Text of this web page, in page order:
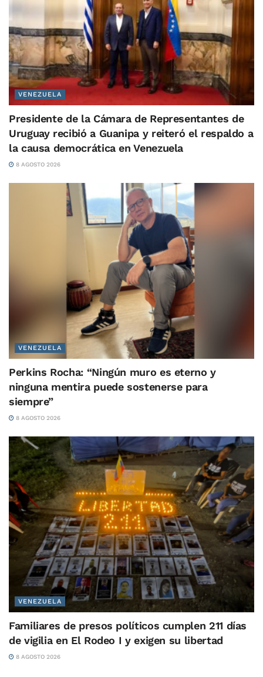
VENEZUELA
Presidente de la Cámara de Representantes de
Uruguay recibió a Guanipa y reiteró el respaldo a
la causa democrática en Venezuela
8 AGOSTO 2026
VENEZUELA
Perkins Rocha: “Ningún muro es eterno y
ninguna mentira puede sostenerse para
siempre”
8 AGOSTO 2026
VENEZUELA
Familiares de presos políticos cumplen 211 días
de vigilia en El Rodeo I y exigen su libertad
8 AGOSTO 2026